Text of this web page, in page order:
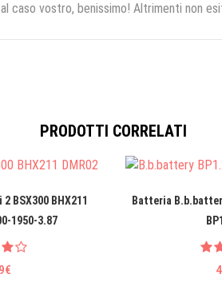
caso vostro, benissimo! Altrimenti non
PRODOTTI CORRELATI
BSX300 BHX211
1950-3.87
Batteria